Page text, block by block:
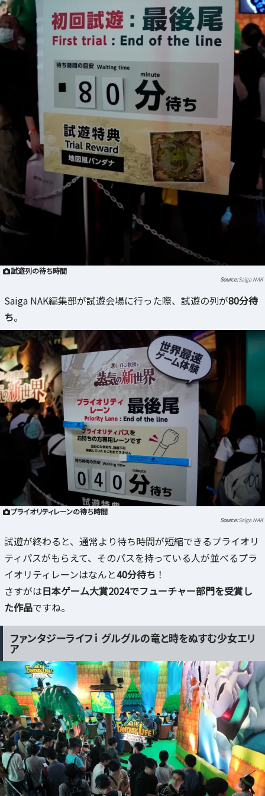
試遊列の待ち時間
Saiga NAK
Saiga NAK編集部が試遊会場に行った際、試遊の列が80分待
ち。
プライオリティレーンの待ち時間
Saiga NAK
試遊が終わると、通常より待ち時間が短縮できるプライオリ
ティパスがもらえて、そのパスを持っている人が並べるプラ
イオリティレーンはなんと40分待ち ！
さすがは日本ゲーム大賞2024でフューチャー部門を受賞し
た作品ですね。
ファンタジーライフｉ グルグルの竜と時をぬすむ少女エリ
ア